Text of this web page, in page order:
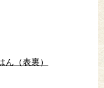
（表裏）